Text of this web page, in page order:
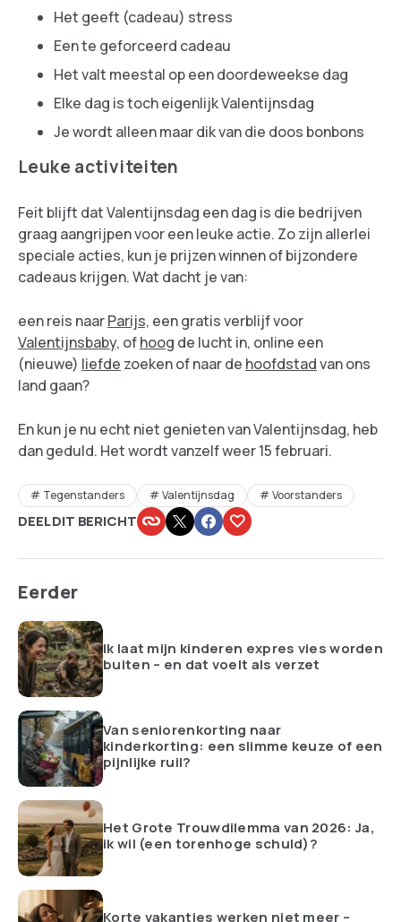
Het geeft (cadeau) stress
Een te geforceerd cadeau
Het valt meestal op een doordeweekse dag
Elke dag is toch eigenlijk Valentijnsdag
Je wordt alleen maar dik van die doos bonbons
Leuke activiteiten
Feit blijft dat Valentijnsdag een dag is die bedrijven
graag aangrijpen voor een leuke actie. Zo zijn allerlei
speciale acties, kun je prijzen winnen of bijzondere
cadeaus krijgen. Wat dacht je van:
een reis naarParijs, een gratis verblijf voor
Valentijnsbaby, ofhoog de lucht in, online een
(nieuwe) liefde zoeken of naar de hoofdstadvan ons
land gaan?
En kun je nu echt niet genieten van Valentijnsdag, heb
dan geduld. Het wordt vanzelf weer 15 februari.
Tegenstanders Valentijnsdag Voorstanders
DEEL DIT BERICHT
Eerder
Ik laat mijn kinderen expres vies worden
buiten – en dat voelt als verzet
Van seniorenkorting naar
kinderkorting: een slimme keuze of een
pijnlijke ruil?
Het Grote Trouwdilemma van 2026: Ja,
ik wil (een torenhoge schuld)?
Korte vakanties werken niet meer –